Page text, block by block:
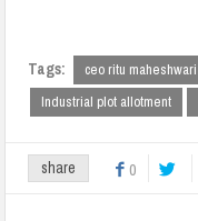
Tags: ceo ritu maheshwari
Industrial plot allotment
share 0